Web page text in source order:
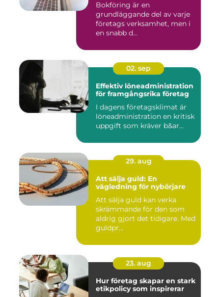
Bokföring är en
grundläggande del av varje
företags verksamhet, men i
en snabb d...
02. sep
Effektiv löneadministration
för framgångsrika företag
I dagens företagsklimat är
löneadministration en kritisk
uppgift som kräver b&ar...
29. aug
Att sälja guld: En
vägledning för nybörjare
Att sälja guld kan verka
skrämmande för den som
aldrig gjort det tidigare. Med
guldpr...
23. aug
Hur företag skapar en stark
etikpolicy som inspirerar